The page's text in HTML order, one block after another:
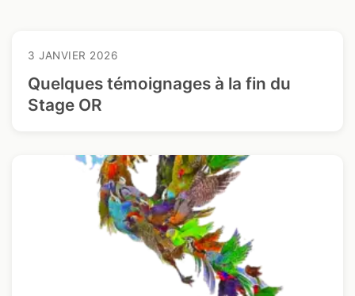
3 JANVIER 2026
Quelques témoignages à la fin du
Stage OR